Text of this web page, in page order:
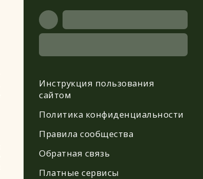
Инструкция пользования
сайтом
Политика конфиденциальности
Правила сообщества
Обратная связь
Платные сервисы